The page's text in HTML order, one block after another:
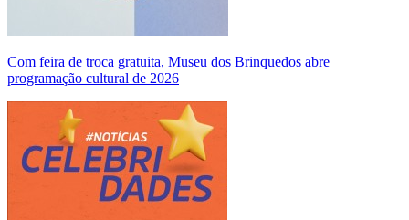
Com feira de troca gratuita, Museu dos Brinquedos abre
programação cultural de 2026